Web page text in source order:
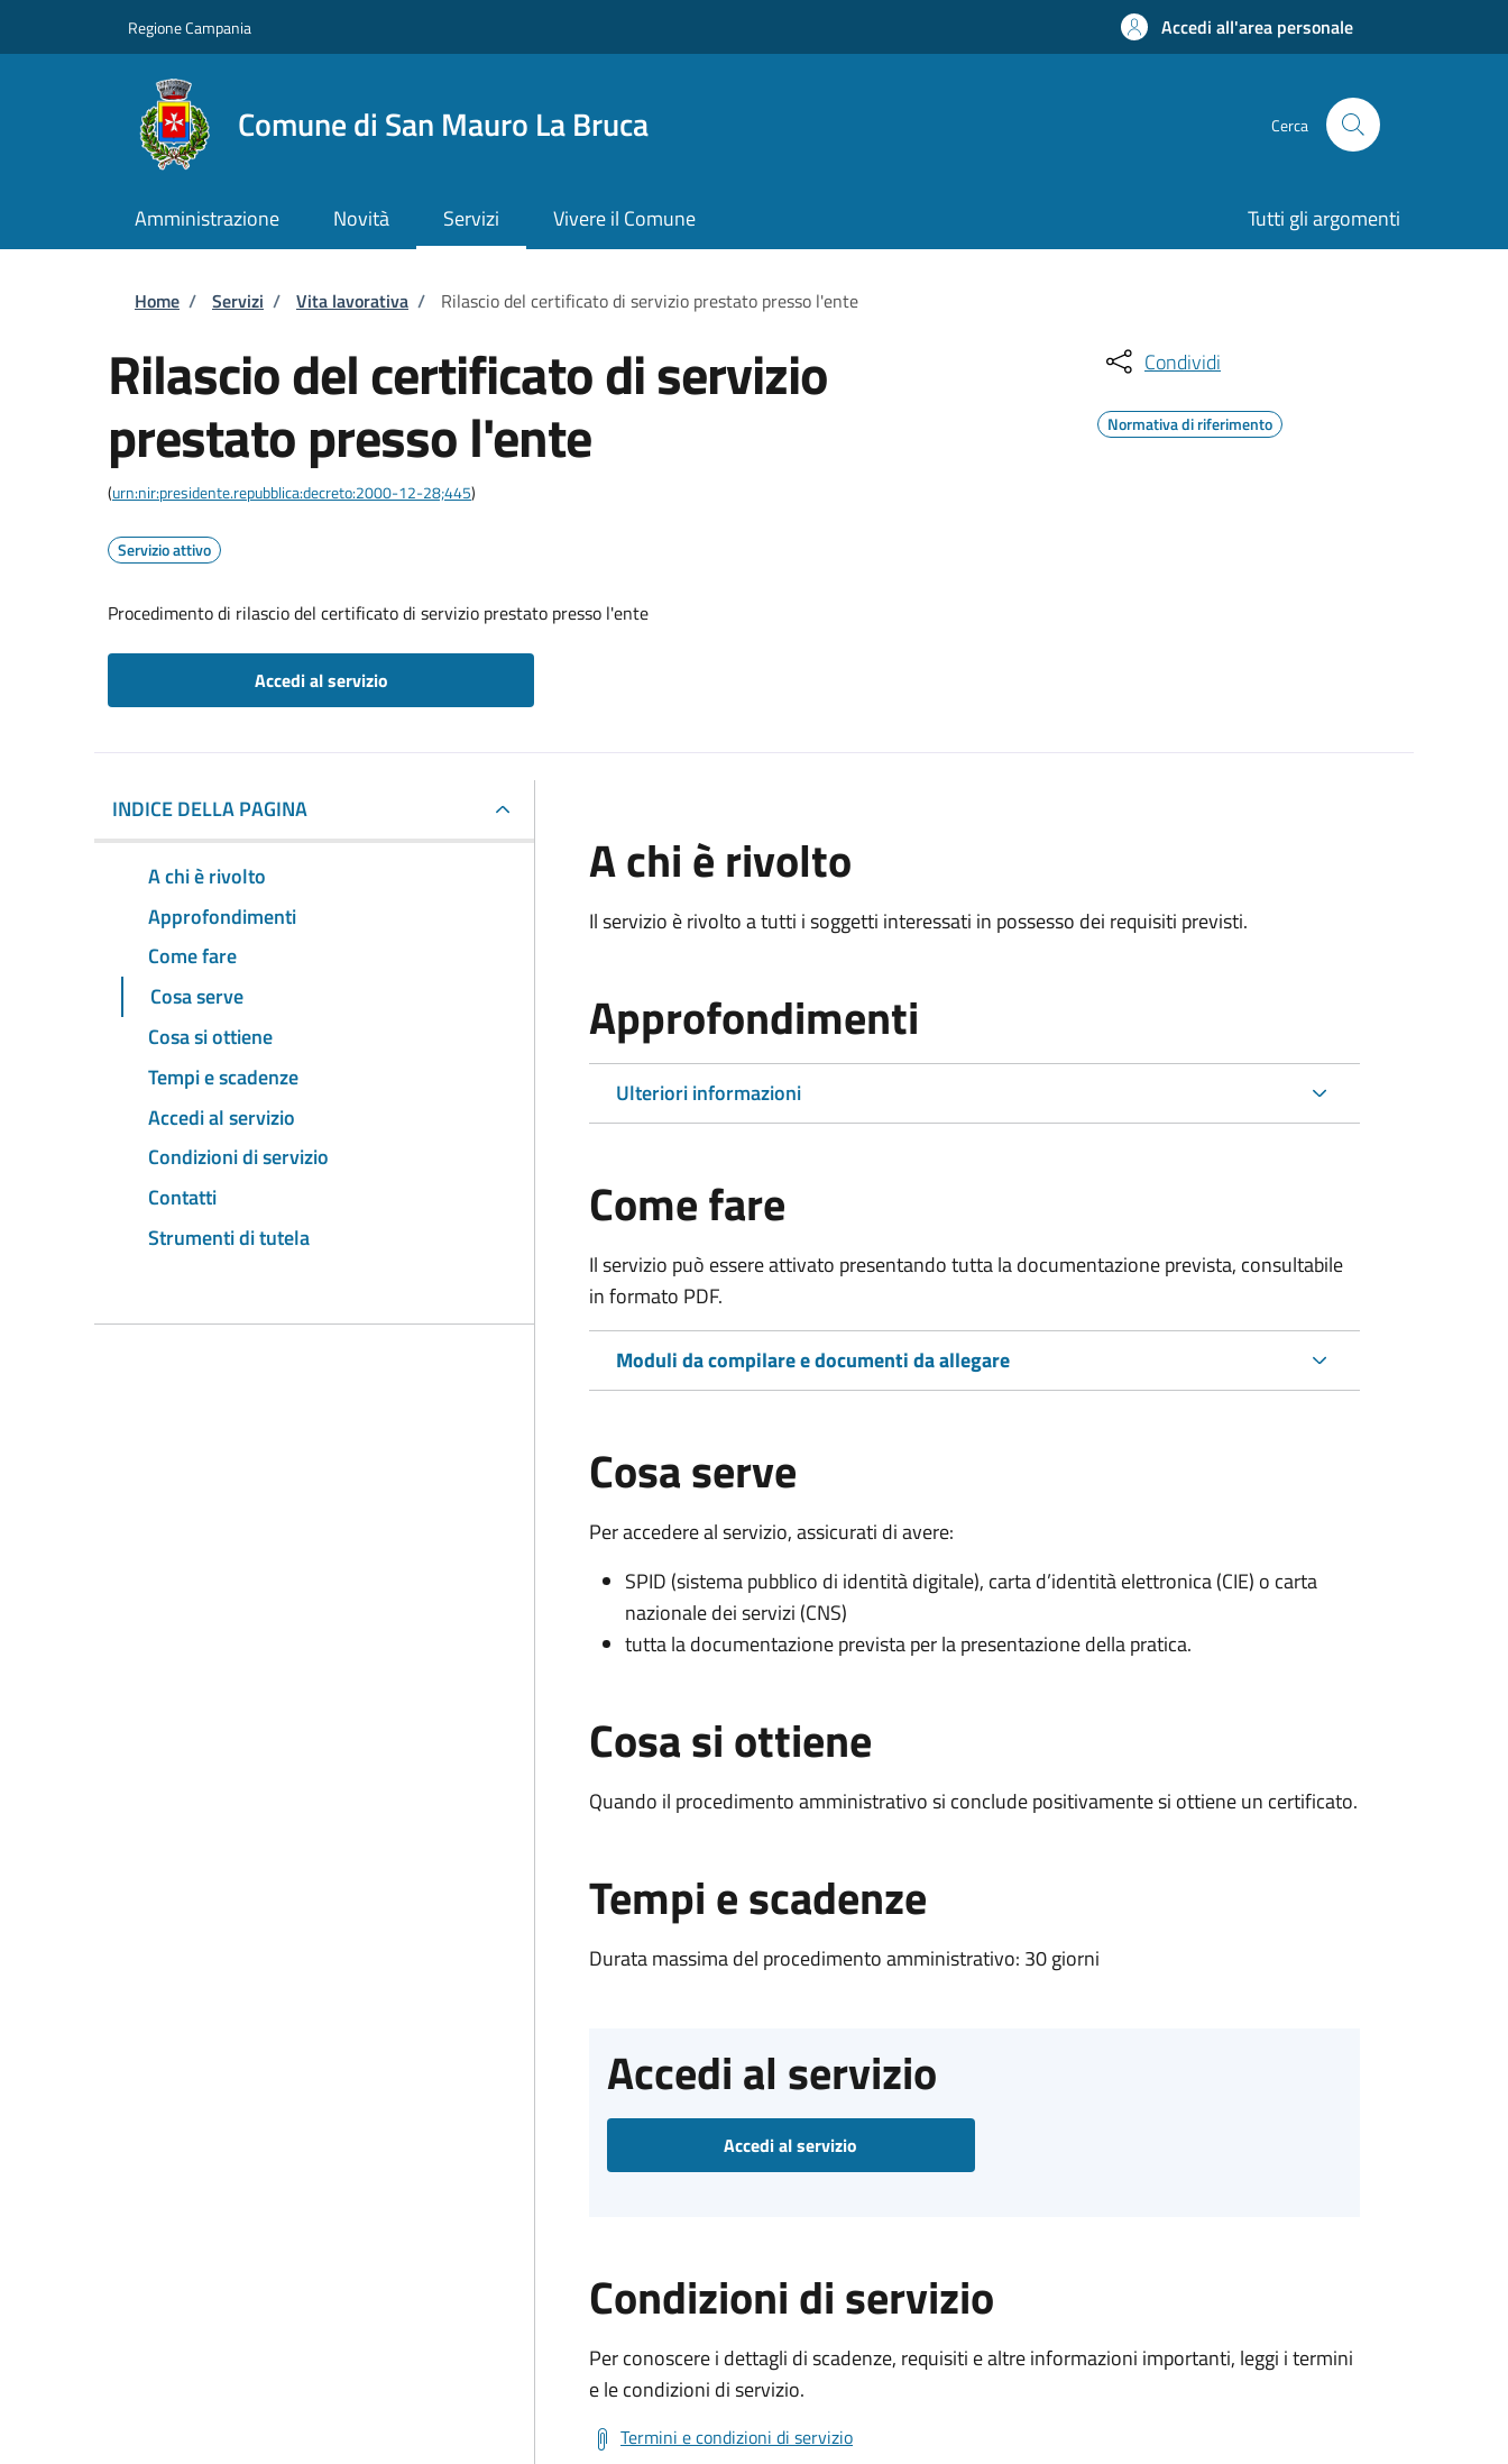
Regione Campania Accedi all'area personale
Comune di San Mauro La Bruca Cerca
Amministrazione Novità Servizi Vivere il Comune Tutti gli argomenti
Briciole di pane
Home / Servizi / Vita lavorativa / Rilascio del certificato di servizio prestato presso l'ente
Rilascio del certificato di servizio
prestato presso l'ente
(urn:nir:presidente.repubblica:decreto:2000-12-28;445)
Servizio attivo
Procedimento di rilascio del certificato di servizio prestato presso l'ente
Accedi al servizio
Condividi
Normativa di riferimento
INDICE DELLA PAGINA
A chi è rivolto
Approfondimenti
Come fare
Cosa serve
Cosa si ottiene
Tempi e scadenze
Accedi al servizio
Condizioni di servizio
Contatti
Strumenti di tutela
A chi è rivolto
Il servizio è rivolto a tutti i soggetti interessati in possesso dei requisiti previsti.
Approfondimenti
Ulteriori informazioni
Come fare
Il servizio può essere attivato presentando tutta la documentazione prevista, consultabile
in formato PDF.
Moduli da compilare e documenti da allegare
Cosa serve
Per accedere al servizio, assicurati di avere:
SPID (sistema pubblico di identità digitale), carta d’identità elettronica (CIE) o carta
nazionale dei servizi (CNS)
tutta la documentazione prevista per la presentazione della pratica.
Cosa si ottiene
Quando il procedimento amministrativo si conclude positivamente si ottiene un certificato.
Tempi e scadenze
Durata massima del procedimento amministrativo: 30 giorni
Accedi al servizio
Accedi al servizio
Condizioni di servizio
Per conoscere i dettagli di scadenze, requisiti e altre informazioni importanti, leggi i termini
e le condizioni di servizio.
Termini e condizioni di servizio